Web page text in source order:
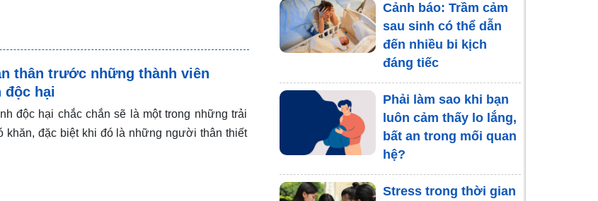
thân trước những thành viên
độc hại
độc hại chắc chắn sẽ là một trong những trải
khăn, đặc biệt khi đó là những người thân thiết
Cảnh báo: Trầm cảm
sau sinh có thể dẫn
đến nhiều bi kịch
đáng tiếc
Phải làm sao khi bạn
luôn cảm thấy lo lắng,
bất an trong mối quan
hệ?
Stress trong thời gian